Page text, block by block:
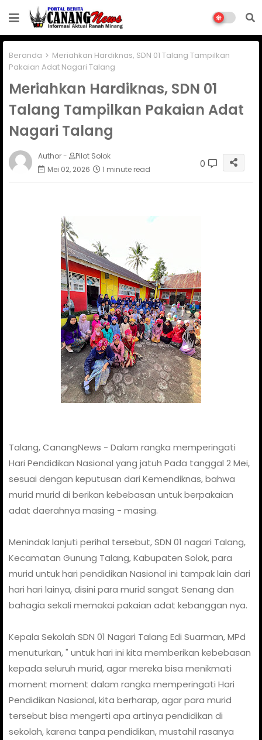
Beranda
Meriahkan Hardiknas, SDN 01 Talang Tampilkan
Pakaian Adat Nagari Talang
Meriahkan Hardiknas, SDN 01
Talang Tampilkan Pakaian Adat
Nagari Talang
Author -
Pilot Solok
Mei 02, 2026
1 minute read 0
Talang, CanangNews - Dalam rangka memperingati
Hari Pendidikan Nasional yang jatuh Pada tanggal 2 Mei,
sesuai dengan keputusan dari Kemendiknas, bahwa
murid murid di berikan kebebasan untuk berpakaian
adat daerahnya masing - masing.
Menindak lanjuti perihal tersebut, SDN 01 nagari Talang,
Kecamatan Gunung Talang, Kabupaten Solok, para
murid untuk hari pendidikan Nasional ini tampak lain dari
hari hari lainya, disini para murid sangat Senang dan
bahagia sekali memakai pakaian adat kebanggan nya.
Kepala Sekolah SDN 01 Nagari Talang Edi Suarman, MPd
menuturkan, " untuk hari ini kita memberikan kebebasan
kepada seluruh murid, agar mereka bisa menikmati
moment moment dalam rangka memperingati Hari
Pendidikan Nasional, kita berharap, agar para murid
tersebut bisa mengerti apa artinya pendidikan di
sekolah, karena tanpa pendidikan, mustahil rasanya